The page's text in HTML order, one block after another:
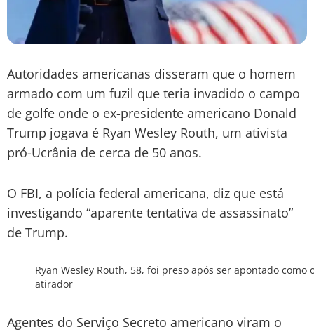
Autoridades americanas disseram que o homem
armado com um fuzil que teria invadido o campo
de golfe onde o ex-presidente americano Donald
Trump jogava é Ryan Wesley Routh, um ativista
pró-Ucrânia de cerca de 50 anos.
O FBI, a polícia federal americana, diz que está
investigando “aparente tentativa de assassinato”
de Trump.
Ryan Wesley Routh, 58, foi preso após ser apontado como
atirador
Agentes do Serviço Secreto americano viram o